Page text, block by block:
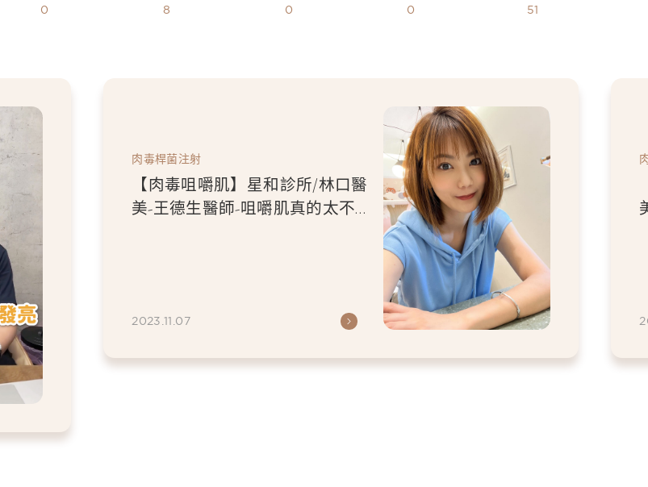
0
8
0
0
51
肉毒桿菌注射
【肉毒咀嚼肌】星和診所/林口醫
美-王德生醫師-咀嚼肌真的太不乖
2023.11.07